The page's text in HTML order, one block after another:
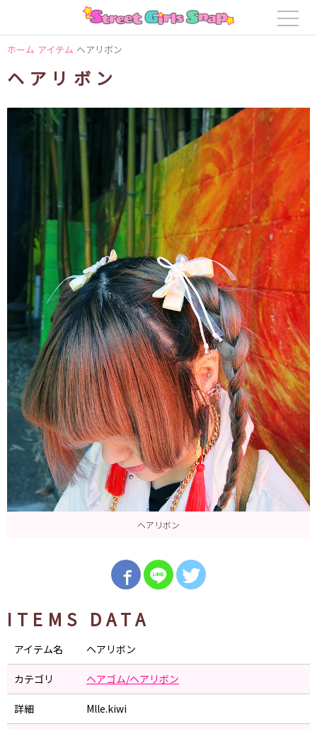
ホーム アイテム ヘアリボン
ヘアリボン
ヘアリボン
ITEMS DATA
アイテム名 ヘアリボン
カテゴリ ヘアゴム/ヘアリボン
詳細 Mlle.kiwi